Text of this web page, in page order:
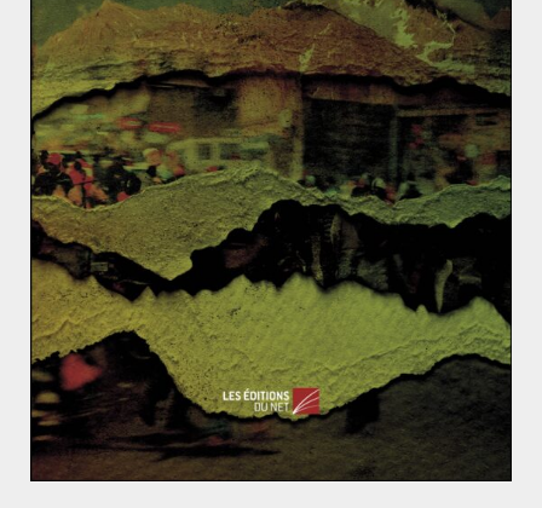
À l’échelle française, cette baisse est positive pour les
consommateurs qui voient les prix à la pompe baisser
mais également les prix du gaz qui vont très
probablement baisser en France puisqu’une partie des
tarifs des contrats longs termes est indexée sur les prix
des produits pétroliers. À l’inverse, les entreprises du
secteur pétro-gazier font les frais de cette chute des
cours : l’action Total a perdu près de 11% en un mois,
celle de Technip environ 10% sur la même période et
celle de l’américaine Chevron plus de 8%. Mais à plus
grande échelle, cette forte baisse des prix pétroliers
poussée par une demande en berne ne serait elle pas
le signe d’une récession à venir en Europe ? Une autre
question se profile dans un contexte de répartition des
quotas OPEP et de baisse des cours du baril : quelles